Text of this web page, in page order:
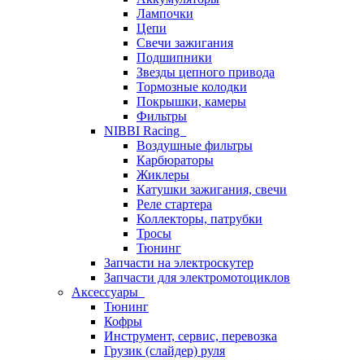
Лампочки
Цепи
Свечи зажигания
Подшипники
Звезды цепного привода
Тормозные колодки
Покрышки, камеры
Фильтры
NIBBI Racing
Воздушные фильтры
Карбюраторы
Жиклеры
Катушки зажигания, свечи
Реле стартера
Коллекторы, патрубки
Тросы
Тюнинг
Запчасти на электроскутер
Запчасти для электромотоциклов
Аксессуары
Тюнинг
Кофры
Инструмент, сервис, перевозка
Грузик (слайдер) руля